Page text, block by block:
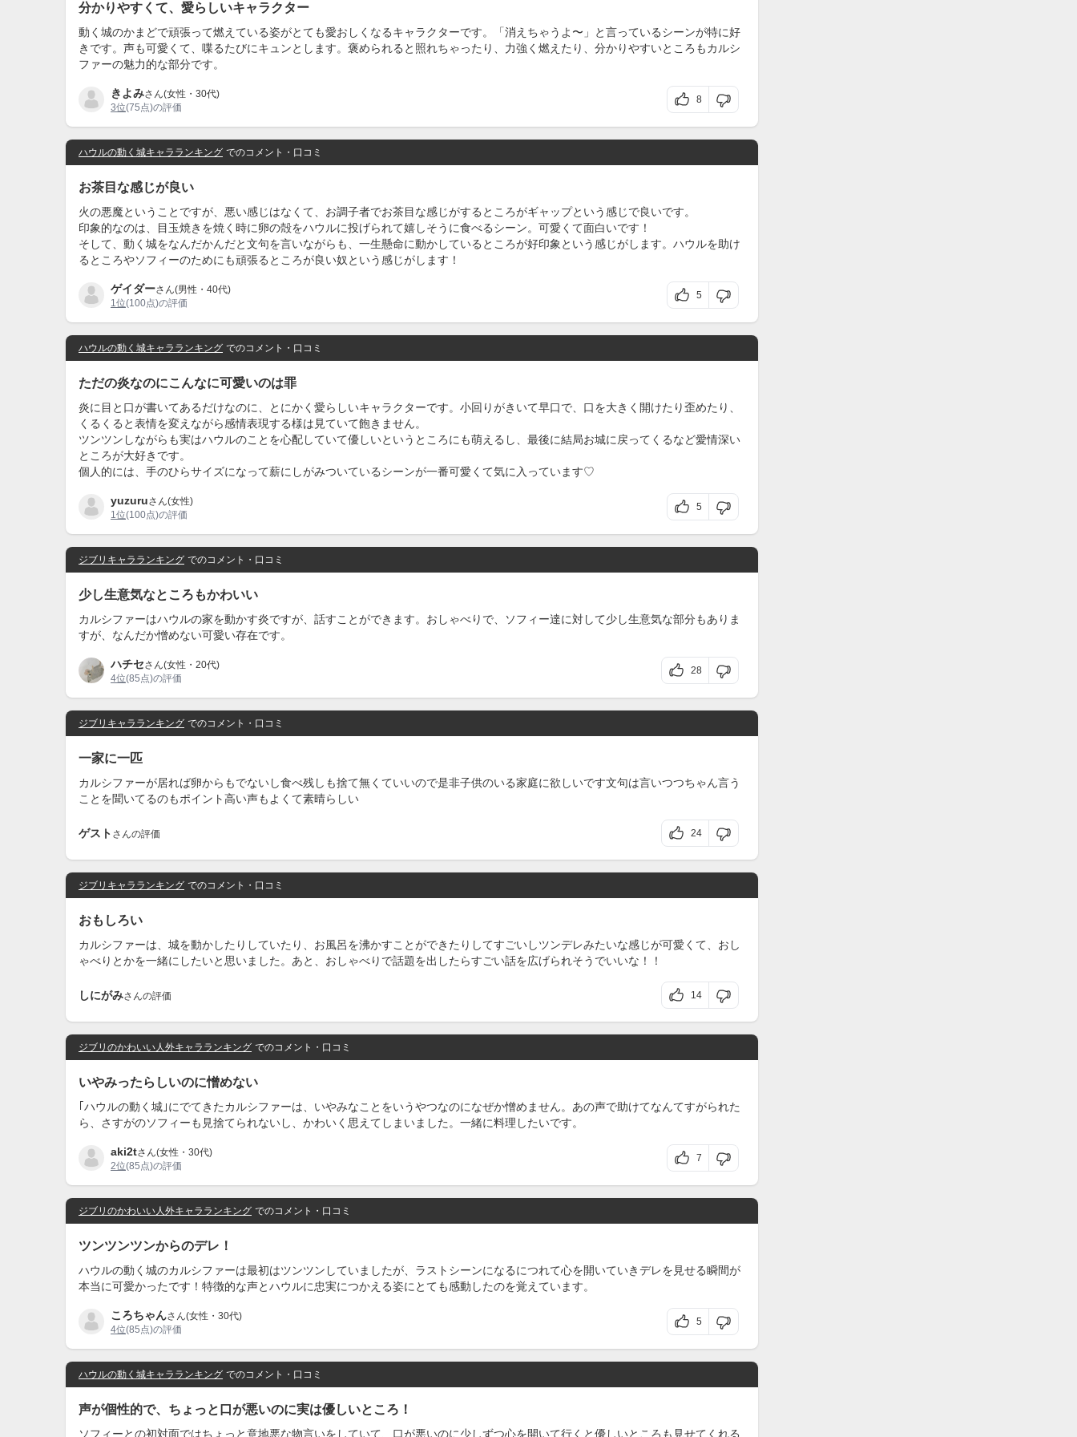
分かりやすくて、愛らしいキャラクター
動く城のかまどで頑張って燃えている姿がとても愛おしくなるキャラクターです。「消えちゃうよ〜」と言っているシーンが特に好
きです。声も可愛くて、喋るたびにキュンとします。褒められると照れちゃったり、力強く燃えたり、分かりやすいところもカルシ
ファーの魅力的な部分です。
きよみさん(女性・30代)
3位(75点)の評価
8
ハウルの動く城キャラランキング でのコメント・口コミ
お茶目な感じが良い
火の悪魔ということですが、悪い感じはなくて、お調子者でお茶目な感じがするところがギャップという感じで良いです。
印象的なのは、目玉焼きを焼く時に卵の殻をハウルに投げられて嬉しそうに食べるシーン。可愛くて面白いです！
そして、動く城をなんだかんだと文句を言いながらも、一生懸命に動かしているところが好印象という感じがします。ハウルを助け
るところやソフィーのためにも頑張るところが良い奴という感じがします！
ゲイダーさん(男性・40代)
1位(100点)の評価
5
ハウルの動く城キャラランキング でのコメント・口コミ
ただの炎なのにこんなに可愛いのは罪
炎に目と口が書いてあるだけなのに、とにかく愛らしいキャラクターです。小回りがきいて早口で、口を大きく開けたり歪めたり、
くるくると表情を変えながら感情表現する様は見ていて飽きません。
ツンツンしながらも実はハウルのことを心配していて優しいというところにも萌えるし、最後に結局お城に戻ってくるなど愛情深い
ところが大好きです。
個人的には、手のひらサイズになって薪にしがみついているシーンが一番可愛くて気に入っています♡
yuzuruさん(女性)
1位(100点)の評価
5
ジブリキャラランキング でのコメント・口コミ
少し生意気なところもかわいい
カルシファーはハウルの家を動かす炎ですが、話すことができます。おしゃべりで、ソフィー達に対して少し生意気な部分もありま
すが、なんだか憎めない可愛い存在です。
ハチセさん(女性・20代)
4位(85点)の評価
28
ジブリキャラランキング でのコメント・口コミ
一家に一匹
カルシファーが居れば卵からもでないし食べ残しも捨て無くていいので是非子供のいる家庭に欲しいです文句は言いつつちゃん言う
ことを聞いてるのもポイント高い声もよくて素晴らしい
ゲスト さんの評価 24
ジブリキャラランキング でのコメント・口コミ
おもしろい
カルシファーは、城を動かしたりしていたり、お風呂を沸かすことができたりしてすごいしツンデレみたいな感じが可愛くて、おし
ゃべりとかを一緒にしたいと思いました。あと、おしゃべりで話題を出したらすごい話を広げられそうでいいな！！
しにがみさんの評価 14
ジブリのかわいい人外キャラランキング でのコメント・口コミ
いやみったらしいのに憎めない
｢ハウルの動く城｣にでてきたカルシファーは、いやみなことをいうやつなのになぜか憎めません。あの声で助けてなんてすがられた
ら、さすがのソフィーも見捨てられないし、かわいく思えてしまいました。一緒に料理したいです。
aki2tさん(女性・30代)
2位(85点)の評価
7
ジブリのかわいい人外キャラランキング でのコメント・口コミ
ツンツンツンからのデレ！
ハウルの動く城のカルシファーは最初はツンツンしていましたが、ラストシーンになるにつれて心を開いていきデレを見せる瞬間が
本当に可愛かったです！特徴的な声とハウルに忠実につかえる姿にとても感動したのを覚えています。
ころちゃんさん(女性・30代)
4位(85点)の評価
5
ハウルの動く城キャラランキング でのコメント・口コミ
声が個性的で、ちょっと口が悪いのに実は優しいところ！
ソフィーとの初対面ではちょっと意地悪な物言いをしていて、口が悪いのに少しずつ心を開いて行くと優しいところも見せてくれる